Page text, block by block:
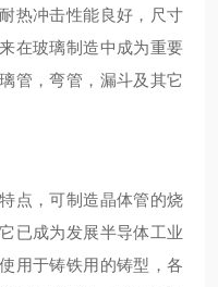
热冲击性能良好，尺寸
在玻璃制造中成为重要
管，弯管，漏斗及其它
点，可制造晶体管的烧
已成为发展半导体工业
用于铸铁用的铸型，各